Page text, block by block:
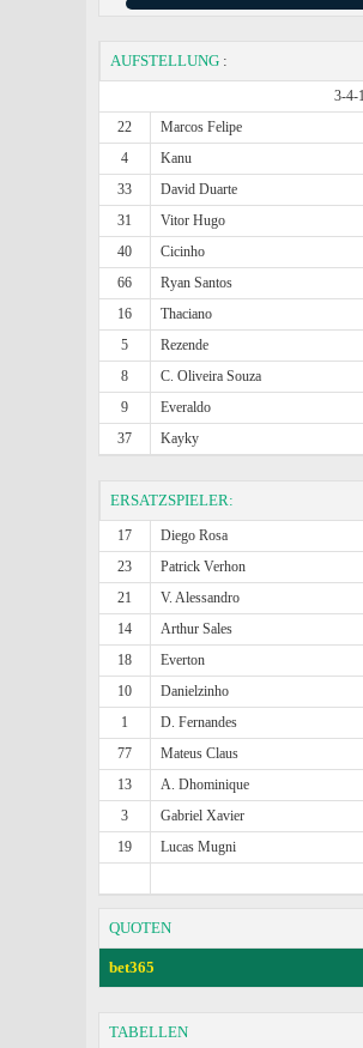
AUFSTELLUNG :
3-4-
22
Marcos Felipe
4
Kanu
33
David Duarte
31
Vitor Hugo
40
Cicinho
66
Ryan Santos
16
Thaciano
5
Rezende
8
C. Oliveira Souza
9
Everaldo
37
Kayky
ERSATZSPIELER:
17 Diego Rosa
23
Patrick Verhon
21
V. Alessandro
14
Arthur Sales
18
Everton
10
Danielzinho
1
D. Fernandes
77
Mateus Claus
13
A. Dhominique
3
Gabriel Xavier
19
Lucas Mugni
QUOTEN
bet365
TABELLEN